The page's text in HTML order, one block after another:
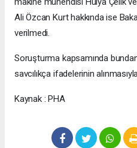
Ali Özcan Kurt hakkında ise
verilmedi.
Soruşturma kapsamında
savcılıkça ifadelerinin
Kaynak : PHA